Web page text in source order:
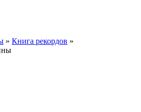
» Книга рекордов »